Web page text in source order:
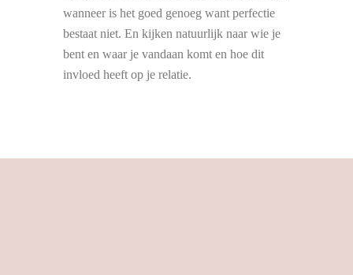
wanneer is het goed genoeg want perfectie
bestaat niet. En kijken natuurlijk naar wie je
bent en waar je vandaan komt en hoe dit
invloed heeft op je relatie.